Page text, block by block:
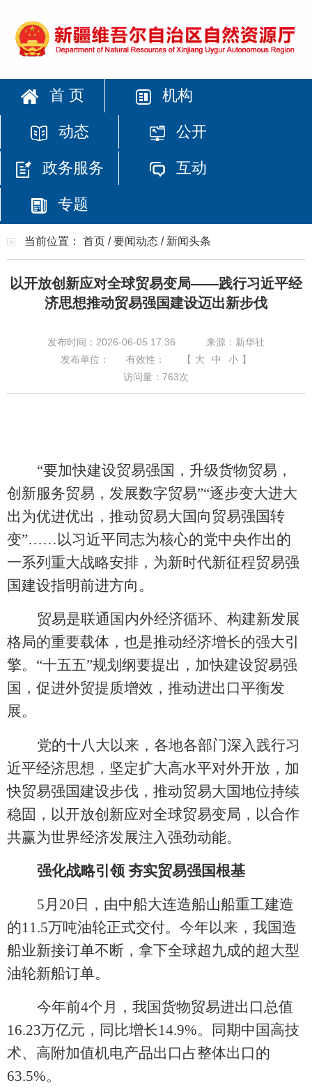
首 页 机构
动态 公开
政务服务 互动
专题
当前位置： 首页 /要闻动态 / 新闻头条
以开放创新应对全球贸易变局——践行习近平经
济思想推动贸易强国建设迈出新步伐
发布时间：2026-06-05 17:36
来源：新华社
发布单位：
有效性： 【 大 中 小 】
访问量： 763次
“要加快建设贸易强国，升级货物贸易，
创新服务贸易，发展数字贸易”“逐步变大进大
出为优进优出，推动贸易大国向贸易强国转
变”……以习近平同志为核心的党中央作出的
一系列重大战略安排，为新时代新征程贸易强
国建设指明前进方向。
贸易是联通国内外经济循环、构建新发展
格局的重要载体，也是推动经济增长的强大引
擎。 “十五五”规划纲要提出，加快建设贸易强
国，促进外贸提质增效，推动进出口平衡发
展。
党的十八大以来，各地各部门深入践行习
近平经济思想，坚定扩大高水平对外开放，加
快贸易强国建设步伐，推动贸易大国地位持续
稳固，以开放创新应对全球贸易变局，以合作
共赢为世界经济发展注入强劲动能。
强化战略引领夯实贸易强国根基
5月20日，由中船大连造船山船重工建造
的11.5万吨油轮正式交付。今年以来，我国造
船业新接订单不断，拿下全球超九成的超大型
油轮新船订单。
今年前4个月，我国货物贸易进出口总值
16.23万亿元，同比增长14.9%。同期中国高技
术、高附加值机电产品出口占整体出口的
63.5%。